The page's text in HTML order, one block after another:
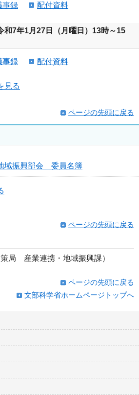
事録 配付資料
和7年1月27日（月曜日）13時～15
事録 配付資料
見る
ページの先頭に戻る
域振興部会 委員名簿
ページの先頭に戻る
策局 産業連携・地域振興課）
ページの先頭に戻る
文部科学省ホームページトップへ